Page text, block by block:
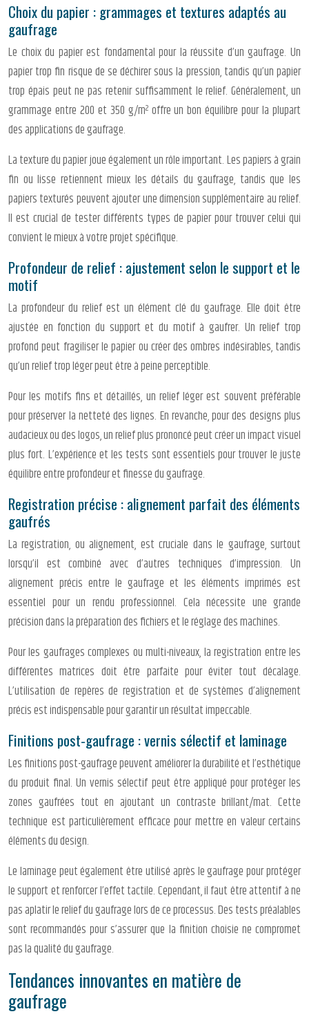
Choix du papier : grammages et textures adaptés au
gaufrage
Le choix du papier est fondamental pour la réussite d’un gaufrage. Un
papier trop fin risque de se déchirer sous la pression, tandis qu’un papier
trop épais peut ne pas retenir suffisamment le relief. Généralement, un
grammage entre 200 et 350 g/m² offre un bon équilibre pour la plupart
des applications de gaufrage.
La texture du papier joue également un rôle important. Les papiers à grain
fin ou lisse retiennent mieux les détails du gaufrage, tandis que les
papiers texturés peuvent ajouter une dimension supplémentaire au relief.
Il est crucial de tester différents types de papier pour trouver celui qui
convient le mieux à votre projet spécifique.
Profondeur de relief : ajustement selon le support et le
motif
La profondeur du relief est un élément clé du gaufrage. Elle doit être
ajustée en fonction du support et du motif à gaufrer. Un relief trop
profond peut fragiliser le papier ou créer des ombres indésirables, tandis
qu’un relief trop léger peut être à peine perceptible.
Pour les motifs fins et détaillés, un relief léger est souvent préférable
pour préserver la netteté des lignes. En revanche, pour des designs plus
audacieux ou des logos, un relief plus prononcé peut créer un impact visuel
plus fort. L’expérience et les tests sont essentiels pour trouver le juste
équilibre entre profondeur et finesse du gaufrage.
Registration précise : alignement parfait des éléments
gaufrés
La registration, ou alignement, est cruciale dans le gaufrage, surtout
lorsqu’il est combiné avec d’autres techniques d’impression. Un
alignement précis entre le gaufrage et les éléments imprimés est
essentiel pour un rendu professionnel. Cela nécessite une grande
précision dans la préparation des fichiers et le réglage des machines.
Pour les gaufrages complexes ou multi-niveaux, la registration entre les
différentes matrices doit être parfaite pour éviter tout décalage.
L’utilisation de repères de registration et de systèmes d’alignement
précis est indispensable pour garantir un résultat impeccable.
Finitions post-gaufrage : vernis sélectif et laminage
Les finitions post-gaufrage peuvent améliorer la durabilité et l’esthétique
du produit final. Un vernis sélectif peut être appliqué pour protéger les
zones gaufrées tout en ajoutant un contraste brillant/mat. Cette
technique est particulièrement efficace pour mettre en valeur certains
éléments du design.
Le laminage peut également être utilisé après le gaufrage pour protéger
le support et renforcer l’effet tactile. Cependant, il faut être attentif à ne
pas aplatir le relief du gaufrage lors de ce processus. Des tests préalables
sont recommandés pour s’assurer que la finition choisie ne compromet
pas la qualité du gaufrage.
Tendances innovantes en matière de
gaufrage